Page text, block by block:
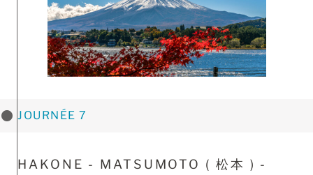
JOURNÉE 7
HAKONE - MATSUMOTO ( 松本 ) -